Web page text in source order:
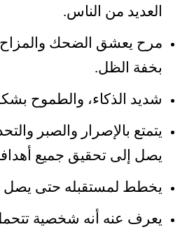
العديد من الناس.
مرح يعشق الضحك
بخفة الظل.
شديد الذكاء، والطموح
يتمتع بالإصرار والصبر
يصل إلى تحقيق جميع
يخطط لمستقبله حتى يصل
يعرف عنه أنه شخصية